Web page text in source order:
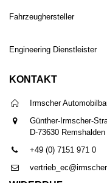
Fahrzeughersteller
Engineering Dienstleister
KONTAKT
Irmscher
Günther-Irmscher-
D-73630 Remshalden
+49 (0) 7151 971 0